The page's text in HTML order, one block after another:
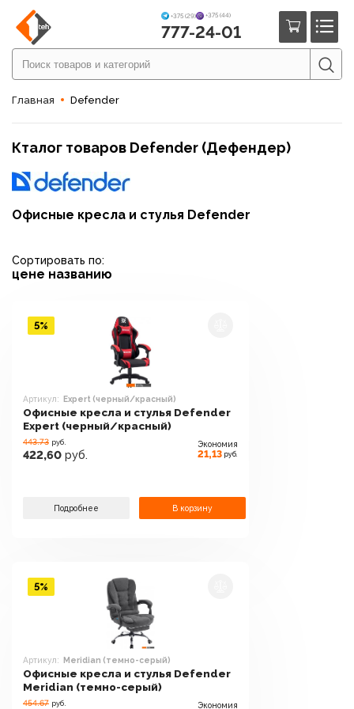
+375 (29) +375 (44)
777-24-01
Главная Defender
Кталог товаров Defender (Дефендер)
Офисные кресла и стулья Defender
Сортировать по:
цене названию
Артикул: Expert (черный/красный)
Офисные кресла и стулья Defender
Expert (черный/красный)
443.73 руб.
422,60 руб.
Экономия
21,13 руб.
Подробнее В корзину
5%
Артикул: Meridian (темно-серый)
Офисные кресла и стулья Defender
Meridian (темно-серый)
454.67 руб. Экономия
5%